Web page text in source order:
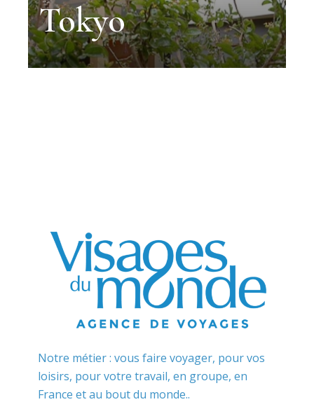
Tokyo
Notre métier : vous faire voyager, pour vos
loisirs, pour votre travail, en groupe, en
France et au bout du monde..